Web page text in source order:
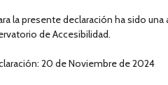
la presente declaración ha sido una
de Accesibilidad.
20 de Noviembre de 2024